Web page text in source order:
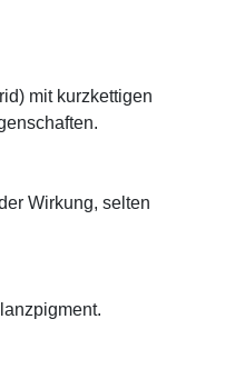
mit kurzkettigen
Wirkung, selten